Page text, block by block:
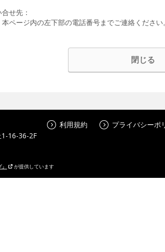
せ先：
ページ内の左下部の電話番号までご連絡ください。
閉じる
16-36-2F
利用規約 プライバシーポ
が提供しています